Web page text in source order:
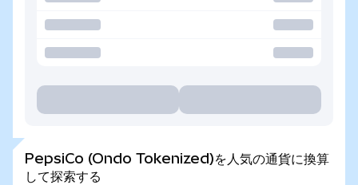
PepsiCo (Ondo Tokenized)を人気の通貨に換算
して探索する